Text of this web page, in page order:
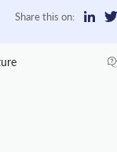
Share this on: